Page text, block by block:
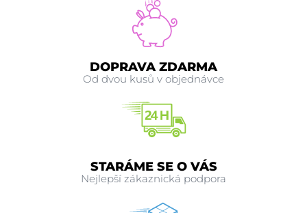
DOPRAVA ZDARMA
Od dvou kusů v objednávce
STARÁME SE O VÁS
Nejlepší zákaznická podpora